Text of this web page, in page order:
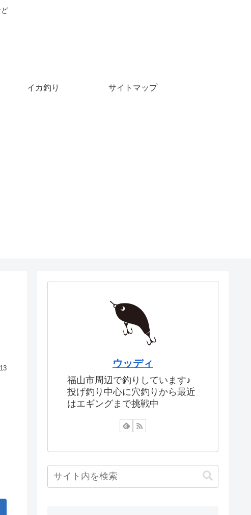
イカ釣り サイトマップ
ウッディ
福山市周辺で釣りしています♪
投げ釣り中心に穴釣りから最近
はエギングまで挑戦中